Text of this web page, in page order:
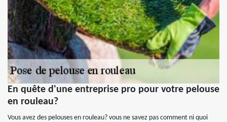
En quête d'une entreprise pro pour votre pelouse
en rouleau?
Vous avez des pelouses en rouleau? vous ne savez pas comment ni quoi